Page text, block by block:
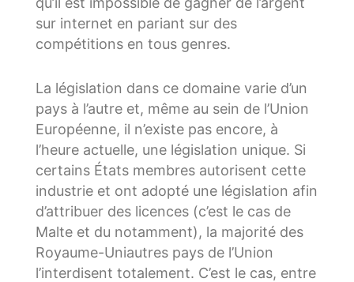
sur internet en pariant sur des
compétitions en tous genres.
La législation dans ce domaine varie d’un
pays à l’autre et, même au sein de l’Union
Européenne, il n’existe pas encore, à
l’heure actuelle, une législation unique. Si
certains États membres autorisent cette
industrie et ont adopté une législation afin
d’attribuer des licences (c’est le cas de
Malte et du notamment), la majorité des
Royaume-Uniautres pays de l’Union
l’interdisent totalement. C’est le cas, entre